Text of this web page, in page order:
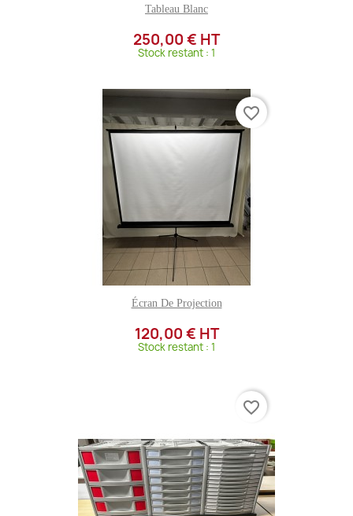
Tableau Blanc
250,00 € HT
Stock restant : 1
Écran De Projection
120,00 € HT
Stock restant : 1
favorite_border
favorite_border